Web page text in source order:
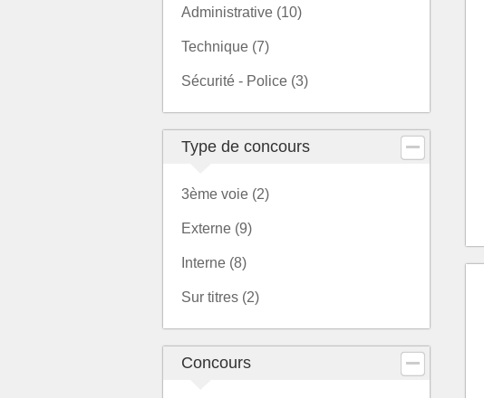
Administrative (10)
Technique (7)
Sécurité - Police (3)
Type de concours
3ème voie (2)
Externe (9)
Interne (8)
Sur titres (2)
Concours